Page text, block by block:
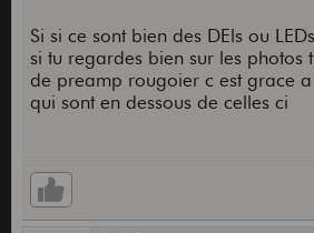
Si si ce sont bien des DEls ou
si tu regardes bien sur les photos
de preamp rougoier c est grace
qui sont en dessous de celles ci